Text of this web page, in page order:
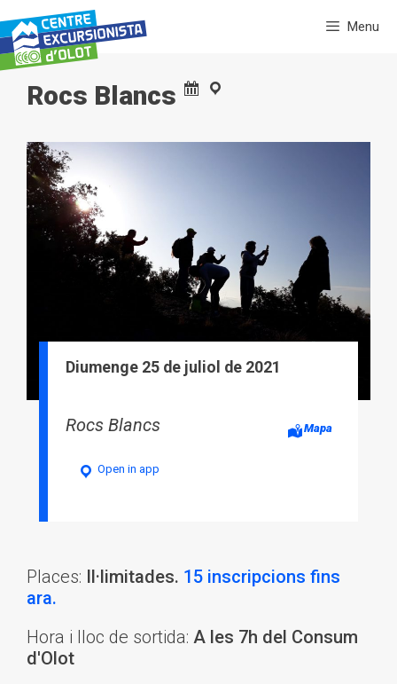
al
contingut
Menu
Rocs Blancs
Diumenge 25 de juliol de 2021
Rocs Blancs Mapa
Open in app
Places: Il·limitades. 15 inscripcions fins
ara.
Hora i lloc de sortida: A les 7h del Consum
d'Olot